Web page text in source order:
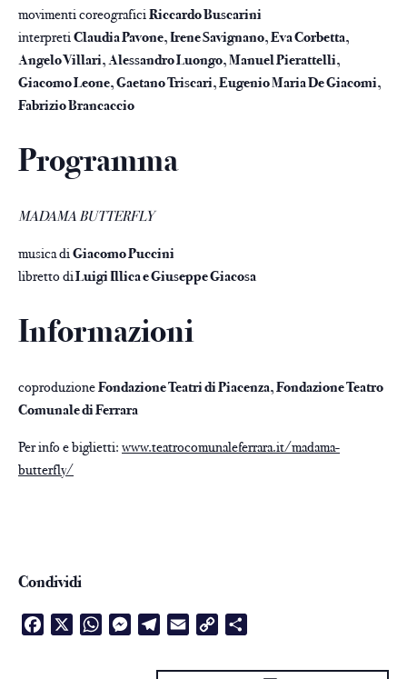
movimenti coreograficiRiccardo Buscarini
interpretiClaudia Pavone, Irene Savignano, Eva Corbetta,
Angelo Villari, Alessandro Luongo, Manuel Pierattelli,
Giacomo Leone, Gaetano Triscari, Eugenio Maria De Giacomi,
Fabrizio Brancaccio
Programma
MADAMA BUTTERFLY
musica diGiacomo Puccini
libretto diLuigi Illica e Giuseppe Giacosa
Informazioni
coproduzioneFondazione Teatri di Piacenza, Fondazione Teatro
Comunale di Ferrara
Per info e biglietti: www.teatrocomunaleferrara.it/madama-
butterfly/
Condividi
Facebook WhatsAppMessenger
Telegram
Email
Copy